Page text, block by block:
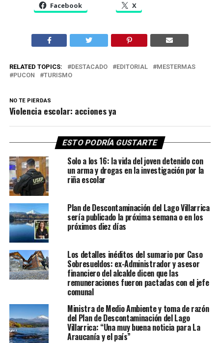
Facebook X
RELATED TOPICS: DESTACADO EDITORIAL
MESTERMAS
PUCON
TURISMO
NO TE PIERDAS
Violencia escolar: acciones ya
ESTO PODRÍA GUSTARTE
Solo a los 16: la vida del joven detenido con
un arma y drogas en la investigación por la
riña escolar
Plan de Descontaminación del Lago Villarrica
sería publicado la próxima semana o en los
próximos diez días
Los detalles inéditos del sumario por Caso
Sobresueldos: ex-Administrador y asesor
financiero del alcalde dicen que las
remuneraciones fueron pactadas con el jefe
comunal
Ministra de Medio Ambiente y toma de razón
del Plan de Descontaminación del Lago
Villarrica: “Una muy buena noticia para La
Araucanía y el país”